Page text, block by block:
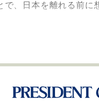
で、日本を離れる前に